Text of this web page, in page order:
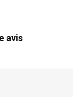
avis